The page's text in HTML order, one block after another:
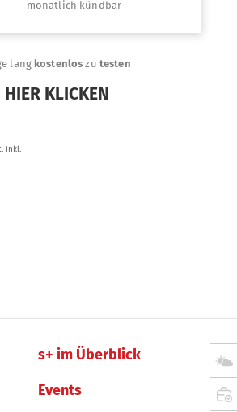
s+ im Überblick
Events